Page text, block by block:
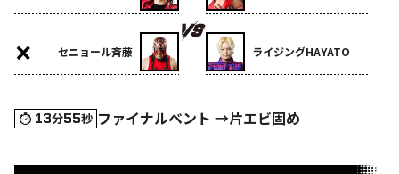
セニョール斉藤 ライジングHAYATO
13分55秒 ファイナルベント →片エビ固め